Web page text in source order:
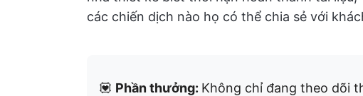
các chiến dịch nào họ có thể chia sẻ với
💟 Phần thưởng: Không chỉ đang theo dõi